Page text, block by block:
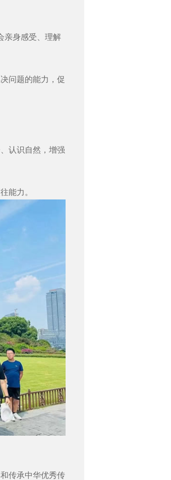
亲身感受、理解
问题的能力，促
认识自然，增强
能力。
传承中华优秀传